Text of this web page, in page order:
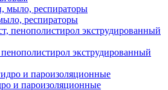
респираторы
экструдированный
и пароизоляционные